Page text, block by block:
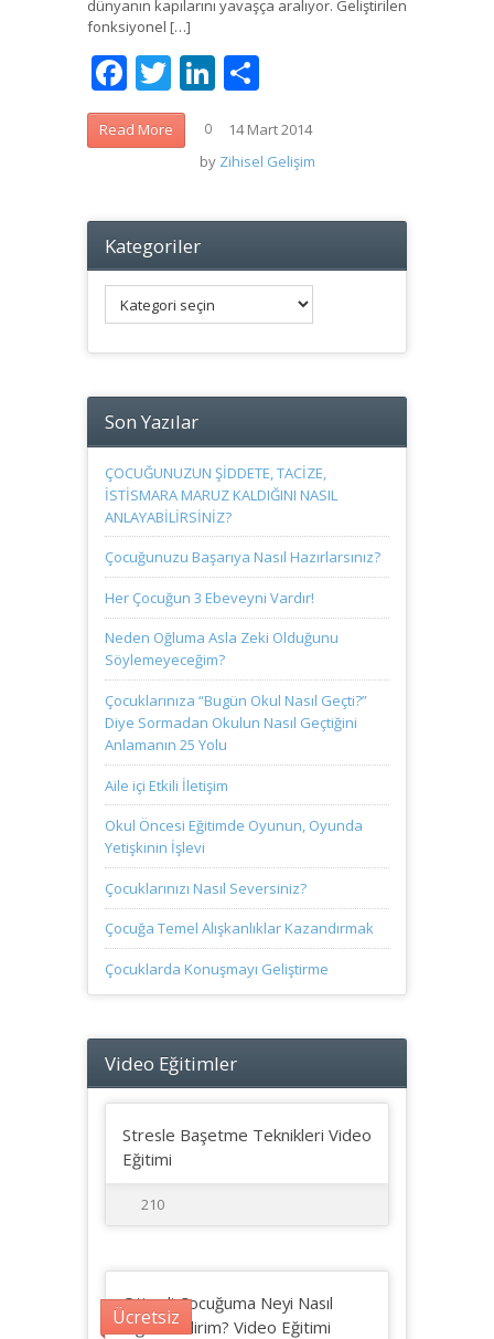
dünyanın kapılarını yavaşça aralıyor. Geliştirilen
fonksiyonel […]
Facebook
TwitterLinkedIn
Read More 0
14 Mart 2014
by Zihisel Gelişim
Kategoriler
Son Yazılar
ÇOCUĞUNUZUN ŞİDDETE, TACİZE,
İSTİSMARA MARUZ KALDIĞINI NASIL
ANLAYABİLİRSİNİZ?
Çocuğunuzu Başarıya Nasıl Hazırlarsınız?
Her Çocuğun 3 Ebeveyni Vardır!
Neden Oğluma Asla Zeki Olduğunu
Söylemeyeceğim?
Çocuklarınıza “Bugün Okul Nasıl Geçti?”
Diye Sormadan Okulun Nasıl Geçtiğini
Anlamanın 25 Yolu
Aile içi Etkili İletişim
Okul Öncesi Eğitimde Oyunun, Oyunda
Yetişkinin İşlevi
Çocuklarınızı Nasıl Seversiniz?
Çocuğa Temel Alışkanlıklar Kazandırmak
Çocuklarda Konuşmayı Geliştirme
Video Eğitimler
Stresle Başetme Teknikleri Video
Eğitimi
210
Ücretsiz
Otizmli Çocuğuma Neyi Nasıl
Öğretebilirim? Video Eğitimi